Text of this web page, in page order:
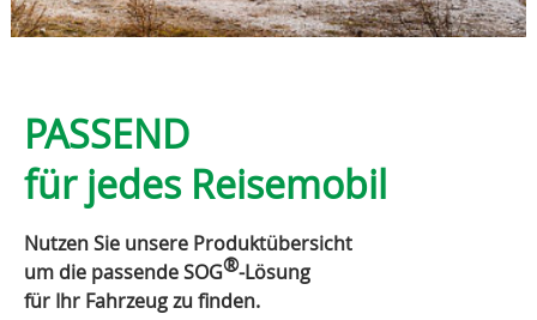
PASSEND
für jedes Reisemobil
Nutzen Sie unsere Produktübersicht
um die passende SOG®-Lösung
für Ihr Fahrzeug zu finden.